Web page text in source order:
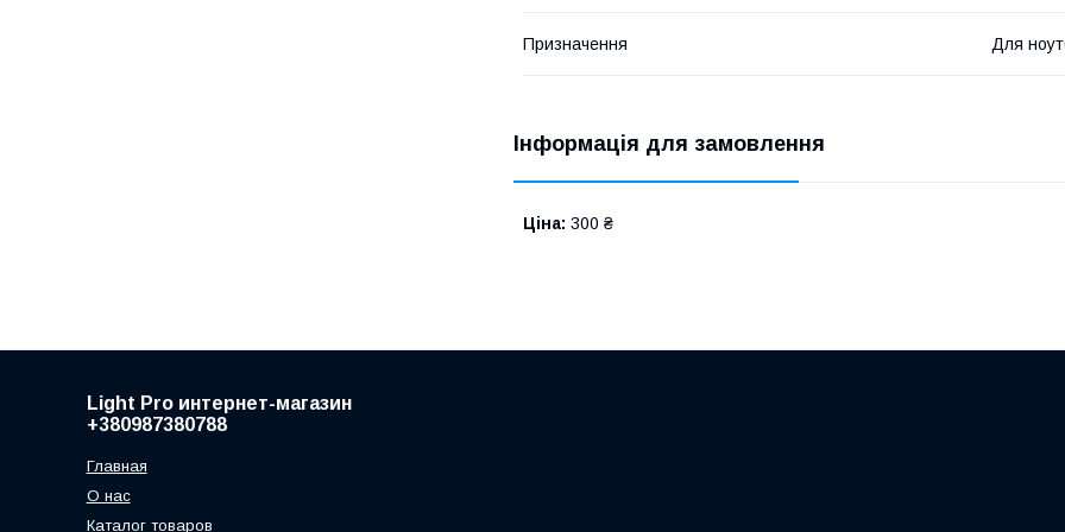
Призначення Для
Інформація для замовлення
Ціна: 300 ₴
Light Pro интернет-магазин
+380987380788
Главная
О нас
Каталог товаров